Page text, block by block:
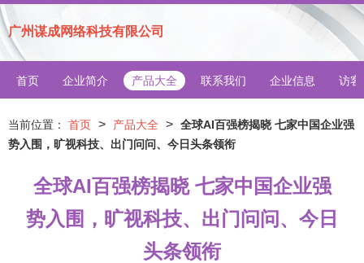
广州谋成网络科技有限公司
首页 企业简介 产品大全 联系我们 企业信息 访客
当前位置： 首页 > 产品大全 > 全球AI百强榜揭晓 七家中国企业强
势入围，旷视科技、出门问问、今日头条领衔
全球AI百强榜揭晓 七家中国企业强
势入围，旷视科技、出门问问、今日
头条领衔